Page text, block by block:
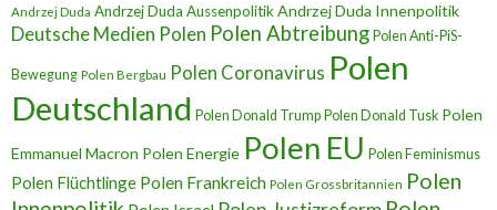
Andrzej Duda Andrzej Duda AussenpolitikAndrzej Duda Innenpolitik
Deutsche Medien Polen Polen Abtreibung Polen Anti-PiS-
Bewegung Polen Bergbau Polen Coronavirus Polen
Deutschland Polen Donald Trump Polen Donald Tusk Polen
Emmanuel Macron Polen Energie Polen EU Polen Feminismus
Polen Flüchtlinge Polen Frankreich Polen Grossbritannien Polen